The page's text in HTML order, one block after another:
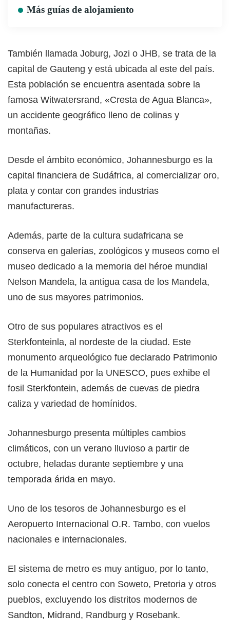
Más guías de alojamiento
También llamada Joburg, Jozi o JHB, se trata de la
capital de Gauteng y está ubicada al este del país.
Esta población se encuentra asentada sobre la
famosa Witwatersrand, «Cresta de Agua Blanca»,
un accidente geográfico lleno de colinas y
montañas.
Desde el ámbito económico, Johannesburgo es la
capital financiera de Sudáfrica, al comercializar oro,
plata y contar con grandes industrias
manufactureras.
Además, parte de la cultura sudafricana se
conserva en galerías, zoológicos y museos como el
museo dedicado a la memoria del héroe mundial
Nelson Mandela, la antigua casa de los Mandela,
uno de sus mayores patrimonios.
Otro de sus populares atractivos es el
Sterkfonteinla, al nordeste de la ciudad. Este
monumento arqueológico fue declarado Patrimonio
de la Humanidad por la UNESCO, pues exhibe el
fosil Sterkfontein, además de cuevas de piedra
caliza y variedad de homínidos.
Johannesburgo presenta múltiples cambios
climáticos, con un verano lluvioso a partir de
octubre, heladas durante septiembre y una
temporada árida en mayo.
Uno de los tesoros de Johannesburgo es el
Aeropuerto Internacional O.R. Tambo, con vuelos
nacionales e internacionales.
El sistema de metro es muy antiguo, por lo tanto,
solo conecta el centro con Soweto, Pretoria y otros
pueblos, excluyendo los distritos modernos de
Sandton, Midrand, Randburg y Rosebank.